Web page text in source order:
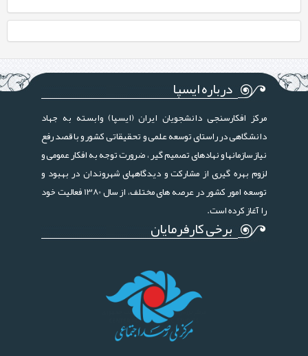
درباره ایسپا
مرکز افکارسنجی دانشجویان ایران (ایسپا) وابسته به جهاد
دانشگاهی در راستای توسعه علمی و تحقیقاتی کشور و با قصد رفع
نیاز سازمانها و نهادهای تصمیم گیر ، ضرورت توجه به افکار عمومی و
لزوم بهره گیری از مشارکت و دیدگاههای شهروندان در بهبود و
توسعه امور کشور در عرصه های مختلف، از سال 1380 فعالیت خود
را آغاز کرده است.
برخی کارفرمایان